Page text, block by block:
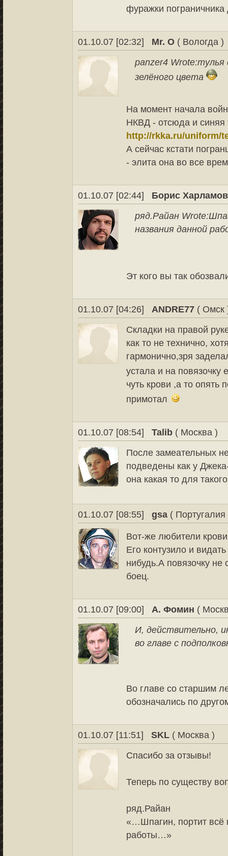
фуражки
01.10.07 [02:32] Mr. O ( Вологда )
panzer4 Wrote:тулья
зелёного цвета
На момент начала
НКВД - отсюда и синяя
http://rkka.ru/uniform/
А сейчас кстати
- элита она во все
01.10.07 [02:44]
Борис Харламов
ряд.Райан Wrote:
названия данной
Эт кого вы так
01.10.07 [04:26] ANDRE77 ( Омск
Складки на правой
как то не технично,
гармонично,зря
устала и на повязочку
чуть крови ,а то опять
примотал
01.10.07 [08:54] Talib ( Москва )
После замеательных
подведены как у
она какая то для
01.10.07 [08:55] gsa ( Португалия
Вот-же любители
Его контузило и
нибудь.А повязочку не
боец.
01.10.07 [09:00] А. Фомин (
И, действительно,
во главе с
Во главе со старшим
обозначались по
01.10.07 [11:51] SKL ( Москва )
Спасибо за отзывы!
Теперь по существу
ряд.Райан
«…Шпагин, портит всё
работы…»